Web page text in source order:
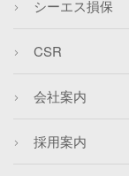
シーエス損保
CSR
会社案内
採用案内